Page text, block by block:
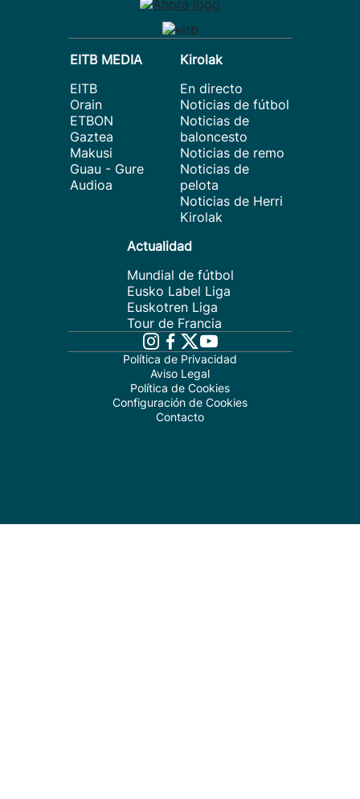
EITB MEDIA
EITB
Orain
ETBON
Gaztea
Makusi
Guau - Gure
Audioa
Kirolak
En directo
Noticias de fútbol
Noticias de
baloncesto
Noticias de remo
Noticias de
pelota
Noticias de Herri
Kirolak
Actualidad
Mundial de fútbol
Eusko Label Liga
Euskotren Liga
Tour de Francia
Política de Privacidad
Aviso Legal
Política de Cookies
Configuración de Cookies
Contacto